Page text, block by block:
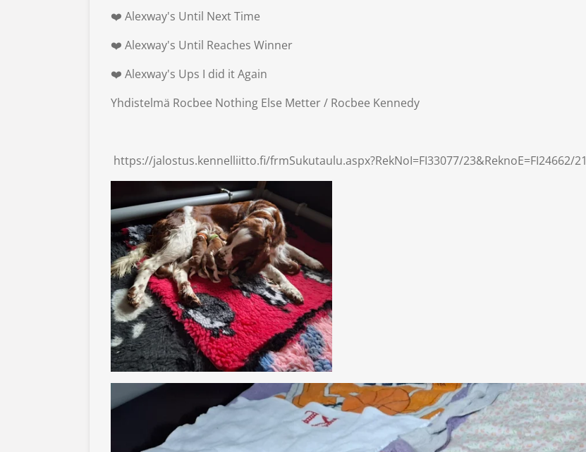
❤️ Alexway's Until Next Time
❤️ Alexway's Until Reaches Winner
❤️ Alexway's Ups I did it Again
Yhdistelmä Rocbee Nothing Else Metter / Rocbee Kennedy
https://jalostus.kennelliitto.fi/frmSukutaulu.aspx?RekNoI=FI33077/23&ReknoE=FI24662/21